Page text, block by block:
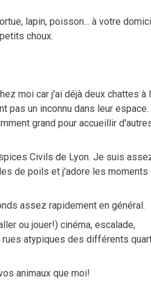
lapin, poisson... à votre
choux.
moi car j'ai déjà deux chattes à
pas un inconnu dans leur espace.
grand pour accueillir
Civils de Lyon. Je suis
de poils et j'adore les moments
assez rapidement en général.
ou jouer!) cinéma, escalade,
atypiques des différents
animaux que moi!